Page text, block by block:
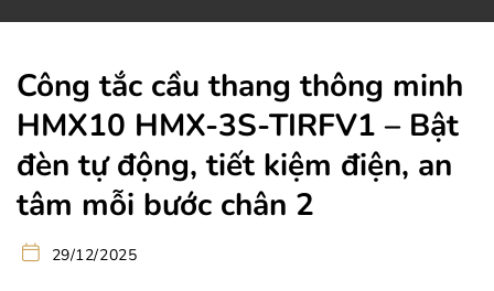
Công tắc cầu thang thông minh
HMX10 HMX-3S-TIRFV1 – Bật
đèn tự động, tiết kiệm điện, an
tâm mỗi bước chân 2
29/12/2025